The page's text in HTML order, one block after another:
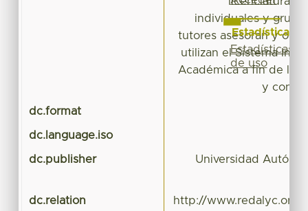
individuales y
tutores asesoran y
utilizan el Sistema
Académica a fin de
y
dc.format
dc.language.iso
dc.publisher Universidad
dc.relation http://www.redalyc.org/
Estadísticas
Estadísticas
de uso